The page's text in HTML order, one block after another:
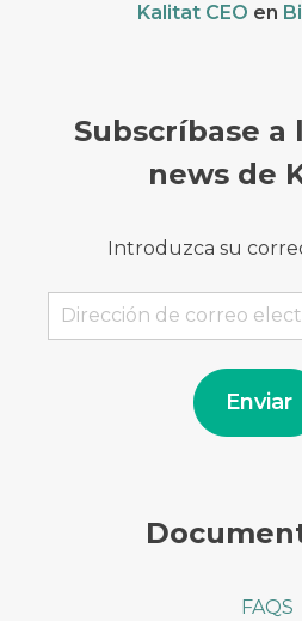
Kalitat CEO en
Subscríbase a
news de
Introduzca su
Dirección
de
Enviar
FAQS